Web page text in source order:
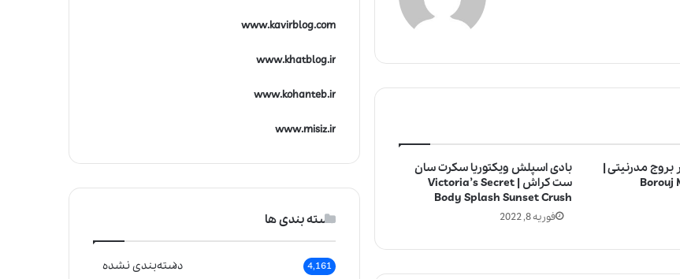
بادی اسپلش ویکتوریا سکرت سان
ست کراش | Victoria’s Secret
Body Splash Sunset Crush
فوریه 8, 2022
بروج مدرنیتی |
Borouj
www.kavirblog.com
www.khatblog.ir
www.kohanteb.ir
www.misiz.ir
دسته بندی ها
دسته‌بندی نشده 4,161